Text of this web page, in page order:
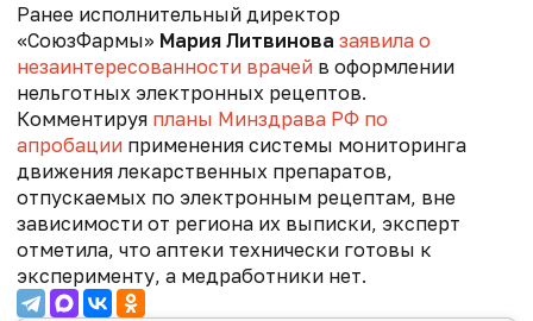
Ранее исполнительный директор
«СоюзФармы» Мария Литвинова заявила о
незаинтересованности врачей в оформлении
нельготных электронных рецептов.
Комментируя планы Минздрава РФ по
апробации применения системы мониторинга
движения лекарственных препаратов,
отпускаемых по электронным рецептам, вне
зависимости от региона их выписки, эксперт
отметила, что аптеки технически готовы к
эксперименту, а медработники нет.